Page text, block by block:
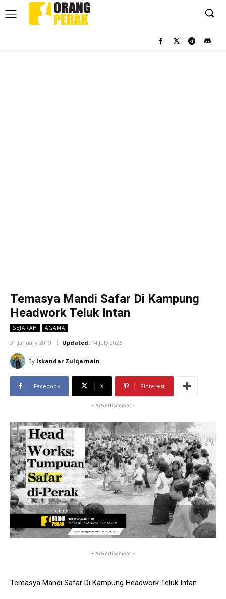
Temasya Mandi Safar Di Kampung
Headwork Teluk Intan
SEJARAH AGAMA
31 January 2019 Updated: 14 July 2025
By Iskandar Zulqarnain
Facebook X Pinterest
- Advertisement -
- Advertisement -
Temasya Mandi Safar Di Kampung Headwork Teluk Intan